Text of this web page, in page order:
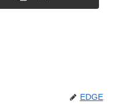
EDGE